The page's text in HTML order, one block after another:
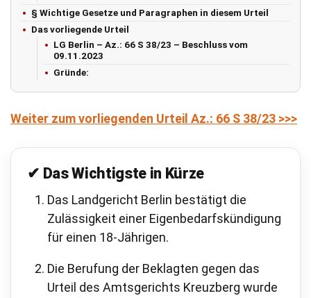
§ Wichtige Gesetze und Paragraphen in diesem Urteil
Das vorliegende Urteil
LG Berlin – Az.: 66 S 38/23 – Beschluss vom
09.11.2023
Gründe:
Weiter zum vorliegenden Urteil Az.: 66 S 38/23 >>>
✔ Das Wichtigste in Kürze
Das Landgericht Berlin bestätigt die
Zulässigkeit einer Eigenbedarfskündigung
für einen 18-Jährigen.
Die Berufung der Beklagten gegen das
Urteil des Amtsgerichts Kreuzberg wurde